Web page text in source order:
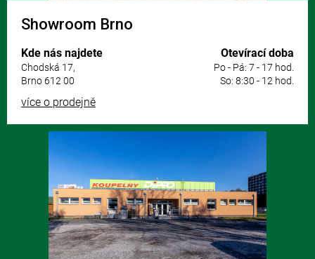
Showroom Brno
Kde nás najdete
Chodská 17,
Brno 612 00
Otevírací doba
Po - Pá: 7 - 17 hod.
So: 8:30 - 12 hod.
více o prodejně